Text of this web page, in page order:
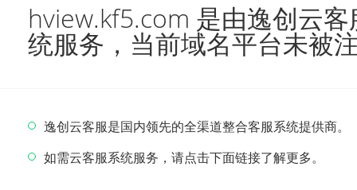
hview.kf5.com 是由逸创云
统服务，当前域名平台未被
逸创云客服是国内领先的全渠道整合客服系统提供商。
如需云客服系统服务，请点击下面链接了解更多。